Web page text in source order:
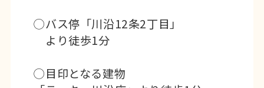
◯バス停「川沿12条2丁目」
より徒歩1分
◯目印となる建物